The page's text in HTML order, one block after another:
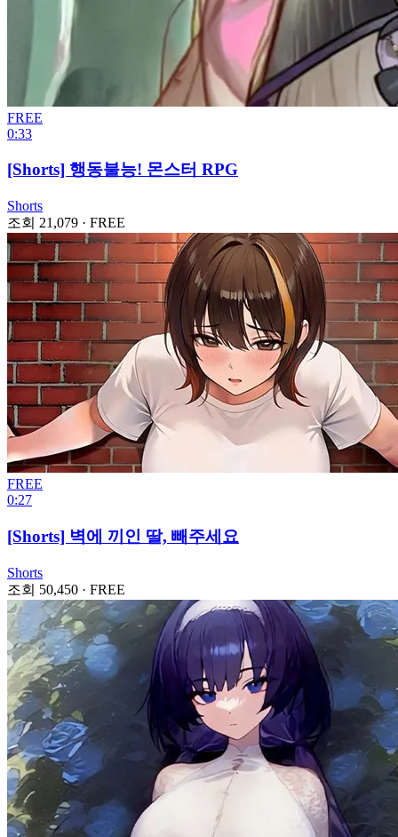
FREE
0:33
[Shorts] 행동불능! 몬스터 RPG
Shorts
조회 21,079 · FREE
FREE
0:27
[Shorts] 벽에 끼인 딸, 빼주세요
Shorts
조회 50,450 · FREE